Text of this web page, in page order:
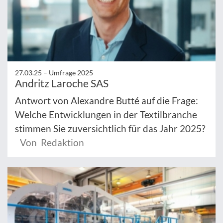
27.03.25 – Umfrage 2025
Andritz Laroche SAS
Antwort von Alexandre Butté auf die Frage:
Welche Entwicklungen in der Textilbranche
stimmen Sie zuversichtlich für das Jahr 2025?
Von Redaktion